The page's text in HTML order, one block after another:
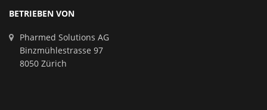
BETRIEBEN VON
Pharmed Solutions AG
Binzmühlestrasse 97
8050 Zürich